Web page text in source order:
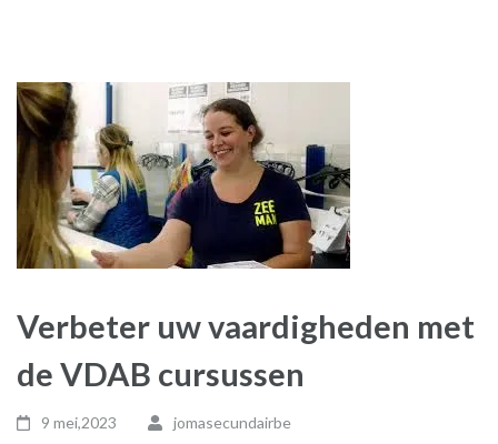
Verbeter uw vaardigheden met
de VDAB cursussen
9 mei,2023
jomasecundairbe